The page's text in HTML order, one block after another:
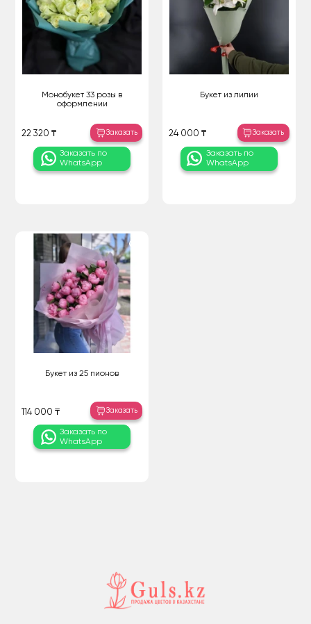
Монобукет 33 розы в
оформлении
22 320 ₸ Заказать
Заказать по
WhatsApp
Букет из лилии
24 000 ₸ Заказать
Заказать по
WhatsApp
Букет из 25 пионов
114 000 ₸ Заказать
Заказать по
WhatsApp